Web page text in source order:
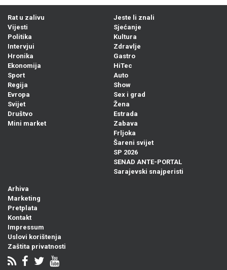
Rat u zalivu
Vijesti
Politika
Intervjui
Hronika
Ekonomija
Sport
Regija
Evropa
Svijet
Društvo
Mini market
Jeste li znali
Sjećanje
Kultura
Zdravlje
Gastro
HiTec
Auto
Show
Sex i grad
Žena
Estrada
Zabava
Frljoka
Šareni svijet
SP 2026
SENAD ANTE-PORTAL
Sarajevski snajperisti
Arhiva
Marketing
Pretplata
Kontakt
Impressum
Uslovi korištenja
Zaštita privatnosti